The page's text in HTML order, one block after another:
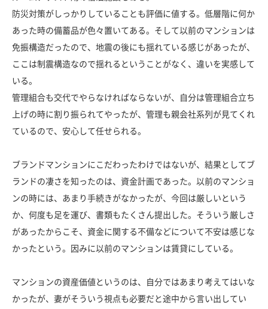
防災対策がしっかりしていることも評価に値する。低層階に何か
あった時の備蓄品が色々置いてある。そして以前のマンションは
免振構造だったので、地震の後にも揺れている感じがあったが、
ここは制震構造なので揺れるということがなく、違いを実感して
いる。
管理組合も交代でやらなければならないが、自分は管理組合立ち
上げの時に割り振られてやったが、管理も親会社系列が見てくれ
ているので、安心して任せられる。
ブランドマンションにこだわったわけではないが、結果としてブ
ランドの凄さを知ったのは、資金計画であった。以前のマンショ
ンの時には、あまり手続きがなかったが、今回は厳しいという
か、何度も足を運び、書類もたくさん提出した。そういう厳しさ
があったからこそ、資金に関する不備などについて不安は感じな
かったという。因みに以前のマンションは賃貸にしている。
マンションの資産価値というのは、自分ではあまり考えてはいな
かったが、妻がそういう視点も必要だと途中から言い出してい